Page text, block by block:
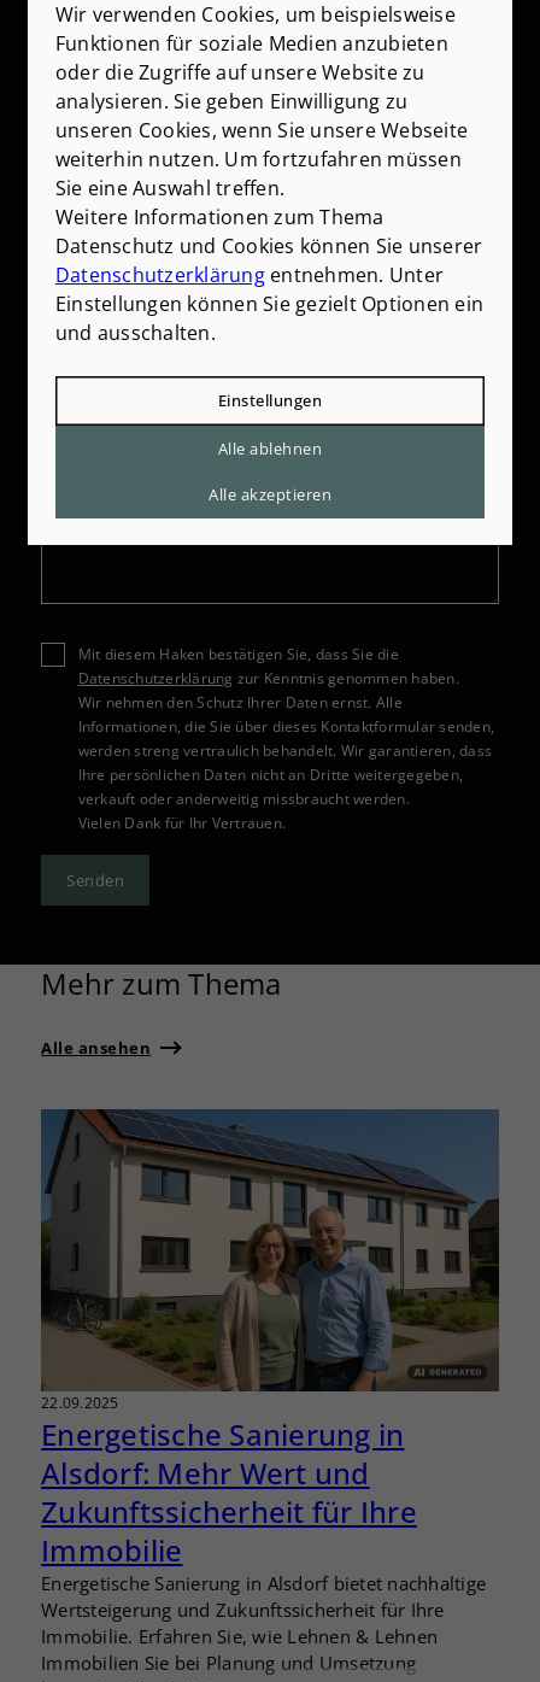
Vorname*
Nachname*
E-Mail*
Telefon
Nachricht*
Mit diesem Haken bestätigen Sie, dass Sie die
Datenschutzerklärung zur Kenntnis genommen haben.
Wir nehmen den Schutz Ihrer Daten ernst. Alle
Informationen, die Sie über dieses Kontaktformular senden,
werden streng vertraulich behandelt. Wir garantieren, dass
Ihre persönlichen Daten nicht an Dritte weitergegeben,
verkauft oder anderweitig missbraucht werden.
Vielen Dank für Ihr Vertrauen.
Senden
Mehr zum Thema
Alle ansehen
22.09.2025
Energetische Sanierung in
Alsdorf: Mehr Wert und
Zukunftssicherheit für Ihre
Immobilie
Energetische Sanierung in Alsdorf bietet nachhaltige
Wertsteigerung und Zukunftssicherheit für Ihre
Immobilie. Erfahren Sie, wie Lehnen & Lehnen
Immobilien Sie bei Planung und Umsetzung
Wir verwenden Cookies, um beispielsweise
Funktionen für soziale Medien anzubieten
oder die Zugriffe auf unsere Website zu
analysieren. Sie geben Einwilligung zu
unseren Cookies, wenn Sie unsere Webseite
weiterhin nutzen. Um fortzufahren müssen
Sie eine Auswahl treffen.
Weitere Informationen zum Thema
Datenschutz und Cookies können Sie unserer
Datenschutzerklärungentnehmen. Unter
Einstellungen können Sie gezielt Optionen ein
und ausschalten.
Einstellungen
Alle ablehnen
Alle akzeptieren